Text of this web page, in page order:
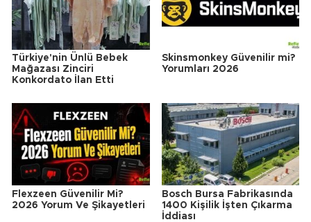
Türkiye'nin Ünlü Bebek
Mağazası Zinciri
Konkordato İlan Etti
Skinsmonkey Güvenilir mi?
Yorumları 2026
Flexzeen Güvenilir Mi?
2026 Yorum Ve Şikayetleri
Bosch Bursa Fabrikasında
1400 Kişilik İşten Çıkarma
İddiası